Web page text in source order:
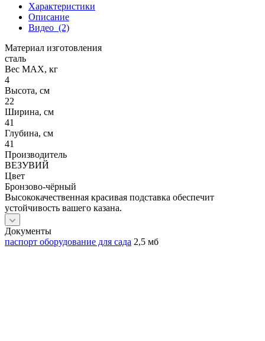
Характеристики
Описание
Видео (2)
Материал изготовления
сталь
Вес МАХ, кг
4
Высота, см
22
Ширина, см
41
Глубина, см
41
Производитель
ВЕЗУВИЙ
Цвет
Бронзово-чёрный
Высококачественная красивая подставка обеспечит
устойчивость вашего казана.
Документы
паспорт оборудование для сада 2,5 мб